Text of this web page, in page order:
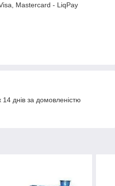
Mastercard - LiqPay
днів за домовленістю